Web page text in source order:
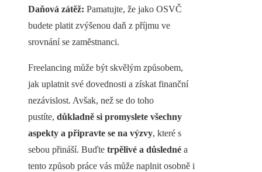
Daňová zátěž: Pamatujte, že jako OSVČ
budete platit zvýšenou daň z příjmu ve
srovnání se zaměstnanci.
Freelancing může být skvělým způsobem,
jak uplatnit své dovednosti a získat finanční
nezávislost. Avšak, než se do toho
pustíte, důkladně si promyslete všechny
aspekty a připravte se na výzvy, které s
sebou přináší. Buďte trpělivé a důsledné a
tento způsob práce vás může naplnit osobně i